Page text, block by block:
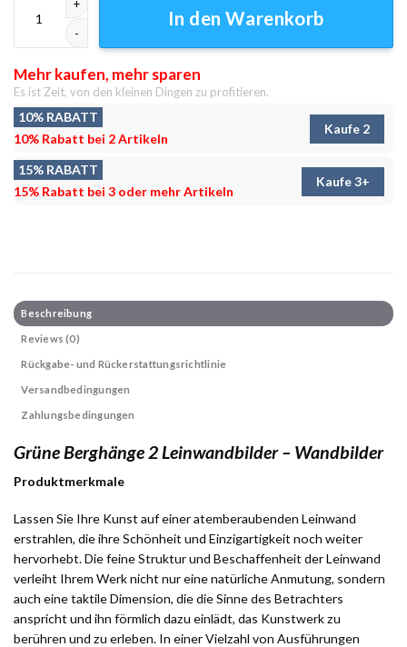
In den Warenkorb
Mehr kaufen, mehr sparen
Es ist Zeit, von den kleinen Dingen zu profitieren.
10% RABATT
10% Rabatt bei 2 Artikeln
Kaufe 2
15% RABATT
15% Rabatt bei 3 oder mehr Artikeln
Kaufe 3+
Beschreibung
Reviews (0)
Rückgabe- und Rückerstattungsrichtlinie
Versandbedingungen
Zahlungsbedingungen
Grüne Berghänge 2 Leinwandbilder – Wandbilder
Produktmerkmale
Lassen Sie Ihre Kunst auf einer atemberaubenden Leinwand
erstrahlen, die ihre Schönheit und Einzigartigkeit noch weiter
hervorhebt. Die feine Struktur und Beschaffenheit der Leinwand
verleiht Ihrem Werk nicht nur eine natürliche Anmutung, sondern
auch eine taktile Dimension, die die Sinne des Betrachters
anspricht und ihn förmlich dazu einlädt, das Kunstwerk zu
berühren und zu erleben. In einer Vielzahl von Ausführungen